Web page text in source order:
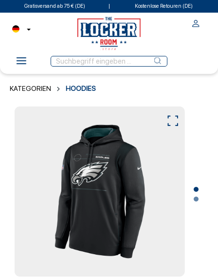
Gratisversand ab 75 € (DE) Kostenlose Retouren (DE)
KATEGORIEN HOODIES